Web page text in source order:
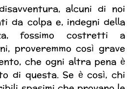
alcuni di noi
da colpa e, indegni della
fossimo costretti a
proveremmo così grave
che ogni altra pena è
di questa. Se è così, chi